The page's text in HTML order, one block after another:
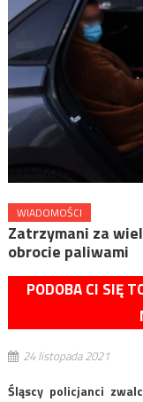
WIADOMOŚCI
Zatrzymani za
obrocie paliwami
PODOBA CI SIĘ
24 listopada 2021
Śląscy policjanci